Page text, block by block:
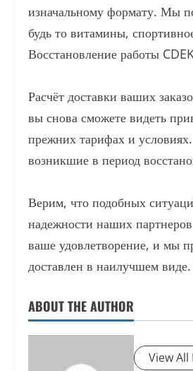
изначальному формату. Мы
будь то витамины,
Восстановление работы
Расчёт доставки ваших
вы снова сможете видеть
прежних тарифах и
возникшие в период
Верим, что подобных
надежности наших
ваше удовлетворение, и мы
доставлен в наилучшем
ABOUT THE AUTHOR
View All